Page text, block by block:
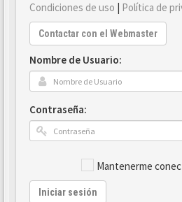
Condiciones de uso | Política de
Contactar con el Webmaster
Nombre de Usuario:
Contraseña:
Mantenerme
Iniciar sesión